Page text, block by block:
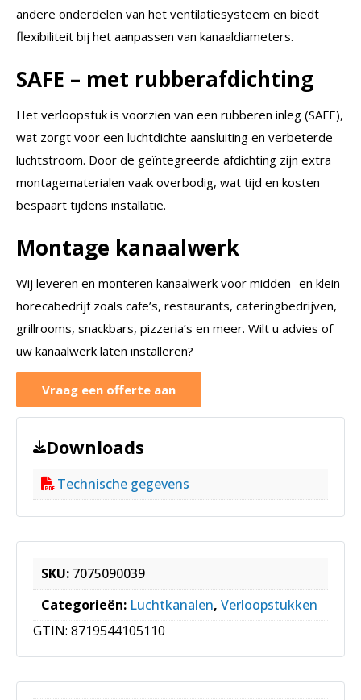
andere onderdelen van het ventilatiesysteem en biedt
flexibiliteit bij het aanpassen van kanaaldiameters.
SAFE – met rubberafdichting
Het verloopstuk is voorzien van een rubberen inleg (SAFE),
wat zorgt voor een luchtdichte aansluiting en verbeterde
luchtstroom. Door de geïntegreerde afdichting zijn extra
montagematerialen vaak overbodig, wat tijd en kosten
bespaart tijdens installatie.
Montage kanaalwerk
Wij leveren en monteren kanaalwerk voor midden- en klein
horecabedrijf zoals cafe’s, restaurants, cateringbedrijven,
grillrooms, snackbars, pizzeria’s en meer. Wilt u advies of
uw kanaalwerk laten installeren?
Vraag een offerte aan
Downloads
Technische gegevens
SKU: 7075090039
Categorieën: Luchtkanalen, Verloopstukken
GTIN: 8719544105110